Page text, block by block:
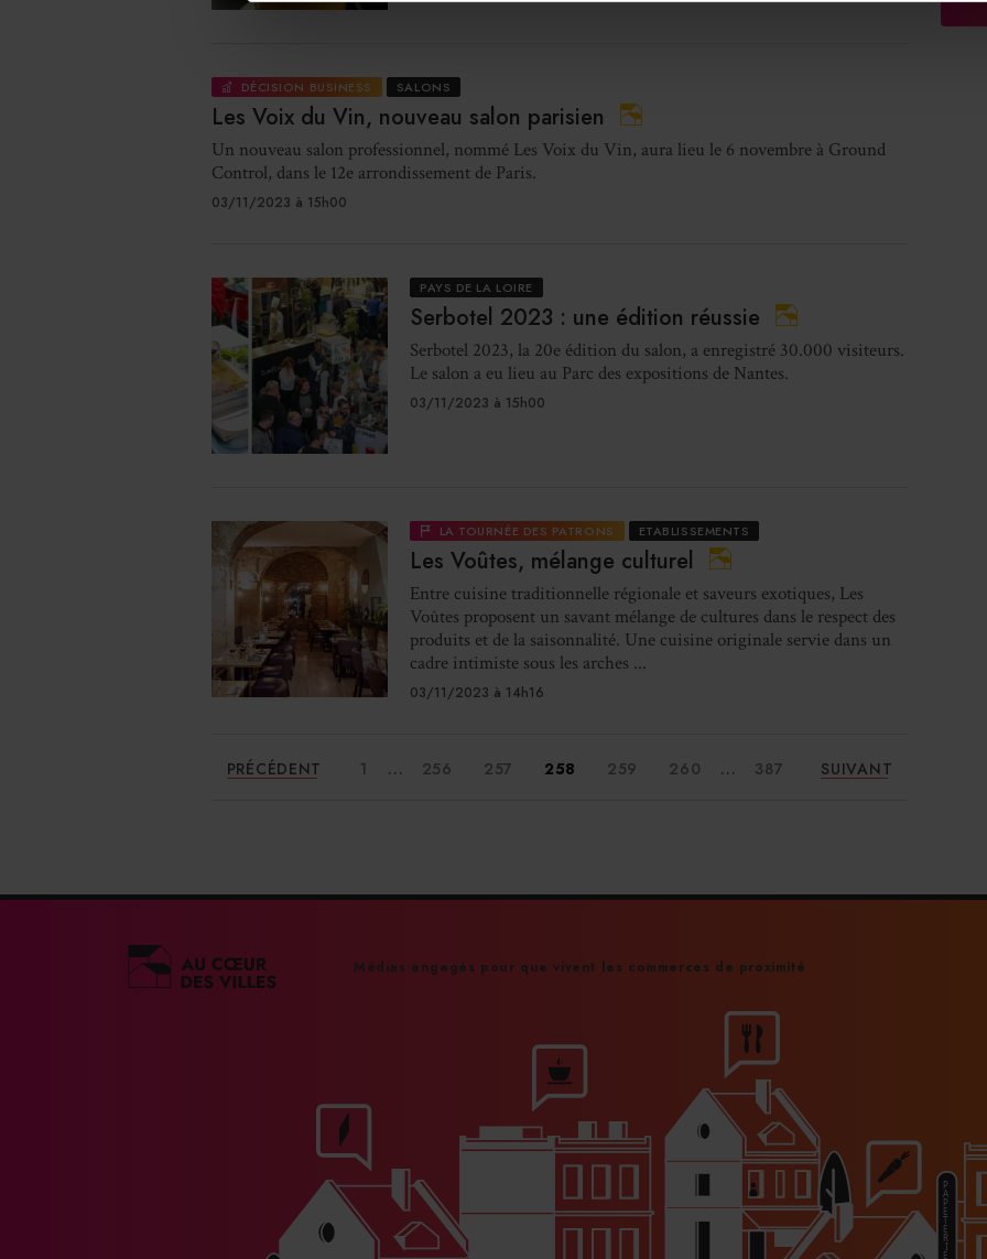
DÉCISION BUSINESS SALONS
Les Voix du Vin, nouveau salon parisien
Un nouveau salon professionnel, nommé Les Voix du Vin, aura lieu le 6 novembre à Ground
Control, dans le 12e arrondissement de Paris.
03/11/2023 à 15h00
PAYS DE LA LOIRE
Serbotel 2023 : une édition réussie
Serbotel 2023, la 20e édition du salon, a enregistré 30.000 visiteurs.
Le salon a eu lieu au Parc des expositions de Nantes.
03/11/2023 à 15h00
LA TOURNÉE DES PATRONS ETABLISSEMENTS
Les Voûtes, mélange culturel
Entre cuisine traditionnelle régionale et saveurs exotiques, Les
Voûtes proposent un savant mélange de cultures dans le respect des
produits et de la saisonnalité. Une cuisine originale servie dans un
cadre intimiste sous les arches ...
03/11/2023 à 14h16
PRÉCÉDENT 1 ... 256 257 258 259 260 ... 387 SUIVANT
Médias engagés pour que vivent les commerces de proximité